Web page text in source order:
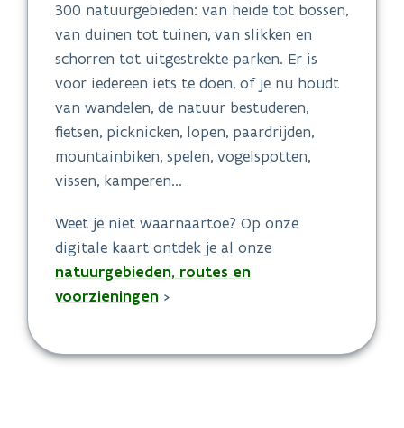
300 natuurgebieden: van heide tot bossen,
van duinen tot tuinen, van slikken en
schorren tot uitgestrekte parken. Er is
voor iedereen iets te doen, of je nu houdt
van wandelen, de natuur bestuderen,
fietsen, picknicken, lopen, paardrijden,
mountainbiken, spelen, vogelspotten,
vissen, kamperen...
Weet je niet waarnaartoe? Op onze
digitale kaart ontdek je al onze
natuurgebieden, routes en
voorzieningen >